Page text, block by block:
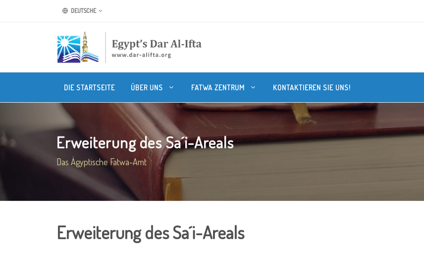
DEUTSCHE
DIE STARTSEITE ÜBER UNS FATWA ZENTRUM KONTAKTIEREN SIE UNS!
Erweiterung des Sa´i-Areals
Das Ägyptische Fatwa-Amt
Erweiterung des Sa´i-Areals